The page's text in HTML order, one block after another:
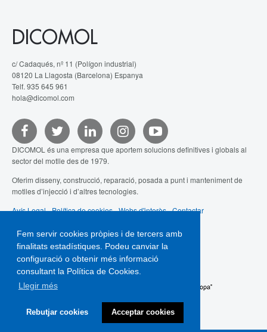
Fem servir cookies pròpies i de tercers amb
finalitats estadístiques. Podeu canviar la
configuració o obtenir més informació
consultant la Política de Cookies.
Llegir més
Rebutjar cookies Acceptar cookies
DICOMOL
c/ Cadaqués, nº 11 (Polígon industrial)
08120 La Llagosta (Barcelona) Espanya
Telf. 935 645 961
hola@dicomol.com
DICOMOL és una empresa que aportem solucions definitives i globals al
sector del motlle des de 1979.
Oferim disseny, construcció, reparació, posada a punt i manteniment de
motlles d’injecció i d’altres tecnologies.
Avís Legal-Política de cookies-Webs d'interès-Contactar